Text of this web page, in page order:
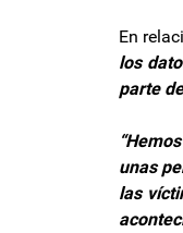
En
los
parte
unas
las